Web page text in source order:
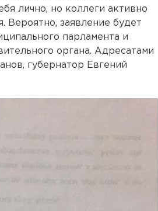
лично, но коллеги активно
Вероятно, заявление будет
парламента и
органа. Адресатами
губернатор Евгений